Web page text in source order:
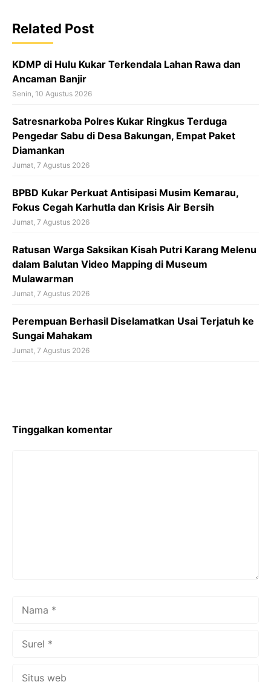
o
o
k
Related Post
KDMP di Hulu Kukar Terkendala Lahan Rawa dan
Ancaman Banjir
Senin, 10 Agustus 2026
Satresnarkoba Polres Kukar Ringkus Terduga
Pengedar Sabu di Desa Bakungan, Empat Paket
Diamankan
Jumat, 7 Agustus 2026
BPBD Kukar Perkuat Antisipasi Musim Kemarau,
Fokus Cegah Karhutla dan Krisis Air Bersih
Jumat, 7 Agustus 2026
Ratusan Warga Saksikan Kisah Putri Karang Melenu
dalam Balutan Video Mapping di Museum
Mulawarman
Jumat, 7 Agustus 2026
Perempuan Berhasil Diselamatkan Usai Terjatuh ke
Sungai Mahakam
Jumat, 7 Agustus 2026
Tinggalkan komentar